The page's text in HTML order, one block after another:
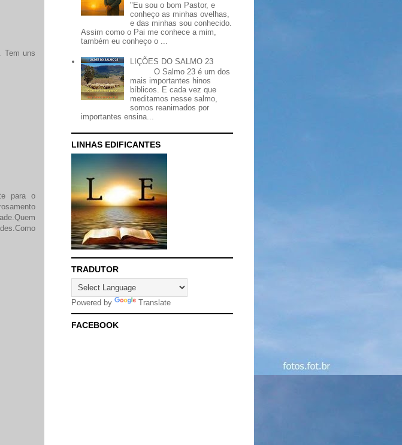
Tem uns
para o
"Eu sou o bom Pastor, e
conheço as minhas ovelhas,
e das minhas sou conhecido.
Assim como o Pai me conhece a mim,
também eu conheço o ...
LIÇÕES DO SALMO 23
O Salmo 23 é um dos
mais importantes hinos
bíblicos. E cada vez que
meditamos nesse salmo,
somos reanimados por
importantes ensina...
LINHAS EDIFICANTES
TRADUTOR
Powered by Translate
FACEBOOK